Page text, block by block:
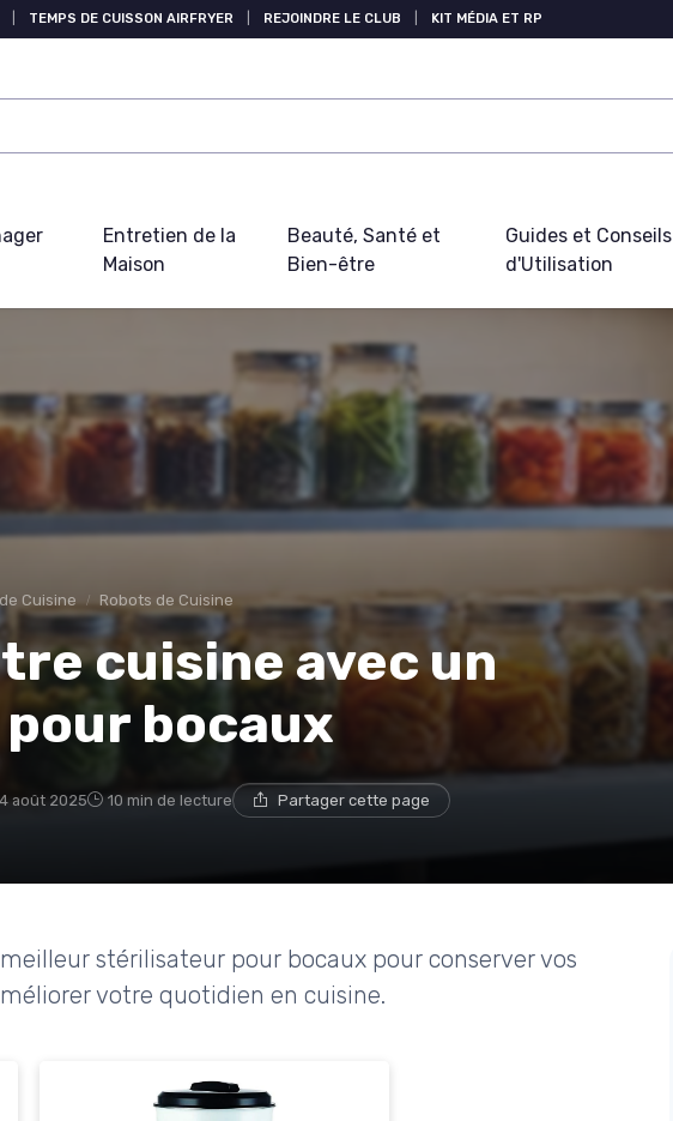
TEMPS DE CUISSON AIRFRYER REJOINDRE LE CLUB KIT MÉDIA ET RP
Entretien de la
Maison
Beauté, Santé et
Bien-être
Guides et Conseils
d'Utilisation
Cuisine Robots de Cuisine
cuisine avec un
bocaux
août 2025 10 min de lecture Partager cette page
stérilisateur pour bocaux pour conserver vos
votre quotidien en cuisine.